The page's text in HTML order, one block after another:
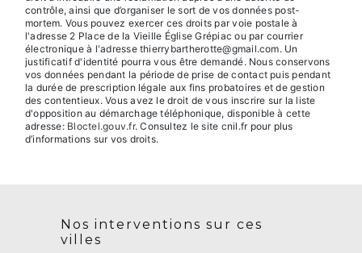
contrôle, ainsi que d’organiser le sort de vos données post-
mortem. Vous pouvez exercer ces droits par voie postale à
l'adresse 2 Place de la Vieille Église Grépiac ou par courrier
électronique à l'adresse thierrybartherotte@gmail.com. Un
justificatif d'identité pourra vous être demandé. Nous conservons
vos données pendant la période de prise de contact puis pendant
la durée de prescription légale aux fins probatoires et de gestion
des contentieux. Vous avez le droit de vous inscrire sur la liste
d'opposition au démarchage téléphonique, disponible à cette
adresse: Bloctel.gouv.fr. Consultez le site cnil.fr pour plus
d’informations sur vos droits.
Nos interventions sur ces
villes